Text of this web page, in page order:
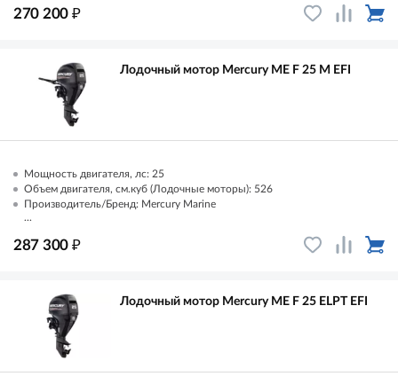
270 200 ₽
Лодочный мотор Mercury ME F 25 М EFI
Мощность двигателя, лс: 25
Объем двигателя, см.куб (Лодочные моторы): 526
Производитель/Бренд: Mercury Marine
...
287 300 ₽
Лодочный мотор Mercury ME F 25 ELPT EFI